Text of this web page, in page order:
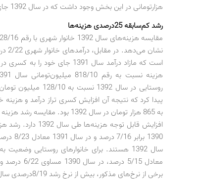
هزارتومانی در این بخش وجود داشت که در سال 1392 جای خود را به کسری داد.
رشد کم‌سابقه 25‌درصدی هزینه‌ها
به 865 هزار تومان در سال 1392
برخی از نرخ‌های مذکور، بیش از نرخ رشد 8/19‌درصدی سال 1392 هستند.